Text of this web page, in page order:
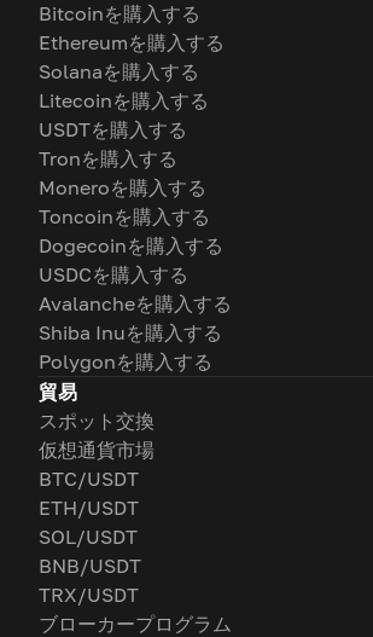
Bitcoinを購入する
Ethereumを購入する
Solanaを購入する
Litecoinを購入する
USDTを購入する
Tronを購入する
Moneroを購入する
Toncoinを購入する
Dogecoinを購入する
USDCを購入する
Avalancheを購入する
Shiba Inuを購入する
Polygonを購入する
貿易
スポット交換
仮想通貨市場
BTC/USDT
ETH/USDT
SOL/USDT
BNB/USDT
TRX/USDT
ブローカープログラム